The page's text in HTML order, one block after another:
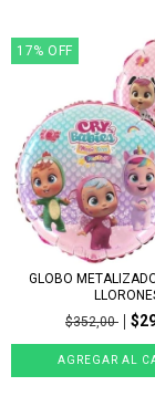
17% OFF
GLOBO
$352,00